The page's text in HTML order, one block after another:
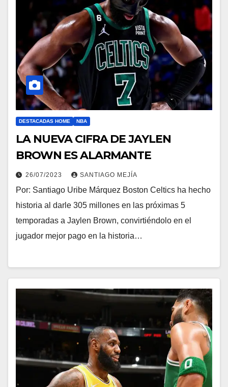
DESTACADAS HOME NBA
LA NUEVA CIFRA DE JAYLEN
BROWN ES ALARMANTE
26/07/2023 SANTIAGO MEJÍA
Por: Santiago Uribe Márquez Boston Celtics ha hecho
historia al darle 305 millones en las próximas 5
temporadas a Jaylen Brown, convirtiéndolo en el
jugador mejor pago en la historia…